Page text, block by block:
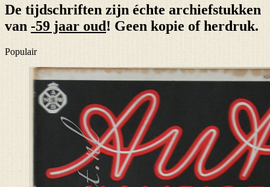
De tijdschriften zijn échte archiefstukken
van -59 jaar oud ! Geen kopie of herdruk.
Populair